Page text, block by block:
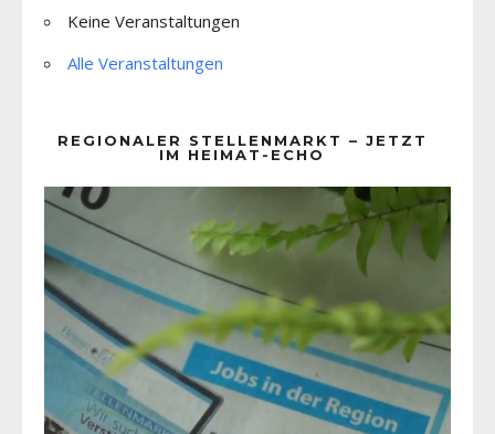
Keine Veranstaltungen
Alle Veranstaltungen
REGIONALER STELLENMARKT – JETZT
IM HEIMAT-ECHO
Player